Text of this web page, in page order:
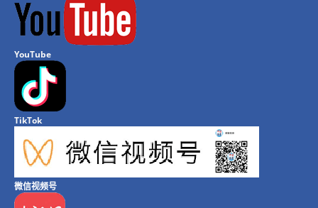
YouTube
TikTok
微信视频号